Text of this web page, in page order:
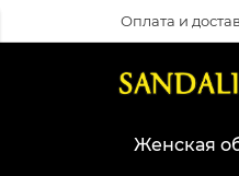
Оплата и
Женская